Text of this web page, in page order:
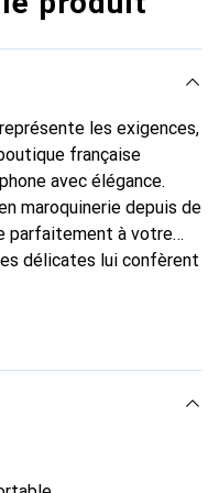
les exigences,
française
avec élégance.
maroquinerie depuis de
parfaitement à votre
délicates lui confèrent
Reconnaître
une clientèle